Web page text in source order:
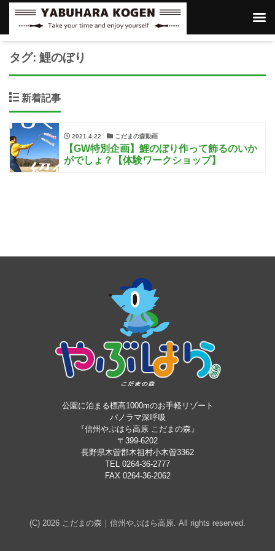
タグ: 鯉のぼり
新着記事
2021.4.22 こだまの森動画
【GW特別企画】鯉のぼり作って飾るのいか
がでしょ？【体験ワークショップ】
公園に泊まる標高1000mのお手軽リゾート
パノラマ深呼吸
『信州やぶはら高原 こだまの森』
〒399-6202
長野県木曽郡木祖村小木曽3362
TEL 0264-36-2777
FAX 0264-36-2062
(C) 2026 こだまの森｜信州やぶはら高原. All rights reserved.